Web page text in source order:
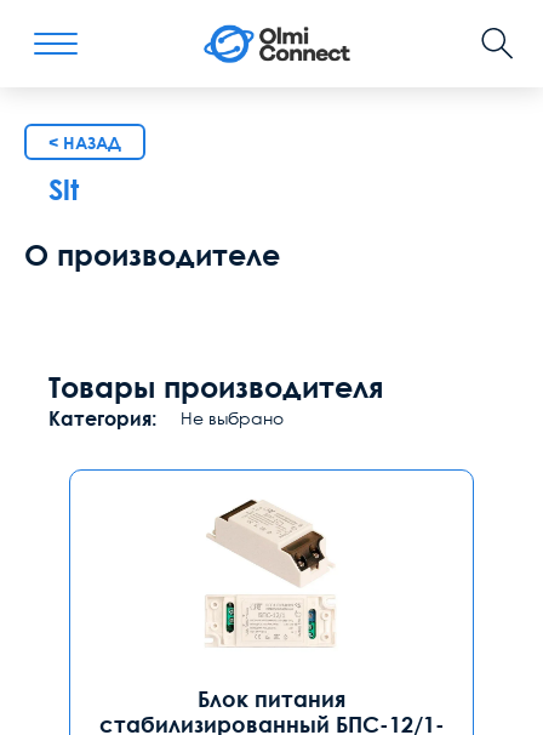
< НАЗАД
Slt
О производителе
Товары производителя
Категория: Не выбрано
Блок питания
стабилизированный БПС-12/1-